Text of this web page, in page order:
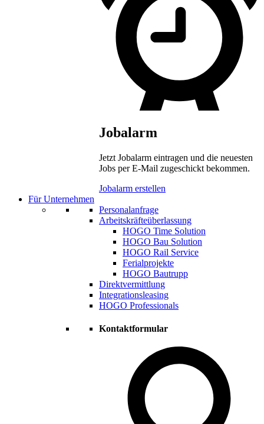
Jobalarm
Jetzt Jobalarm eintragen und die neuesten
Jobs per E-Mail zugeschickt bekommen.
Jobalarm erstellen
Für Unternehmen
Personalanfrage
Arbeitskräfteüberlassung
HOGO Time Solution
HOGO Bau Solution
HOGO Rail Service
Ferialprojekte
HOGO Bautrupp
Direktvermittlung
Integrationsleasing
HOGO Professionals
Kontaktformular